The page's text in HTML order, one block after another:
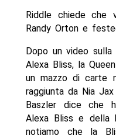
Riddle chiede che
Randy Orton e
Dopo un video
Alexa Bliss, la
un mazzo di carte
raggiunta da Nia
Baszler dice che
Alexa Bliss e della
notiamo che la